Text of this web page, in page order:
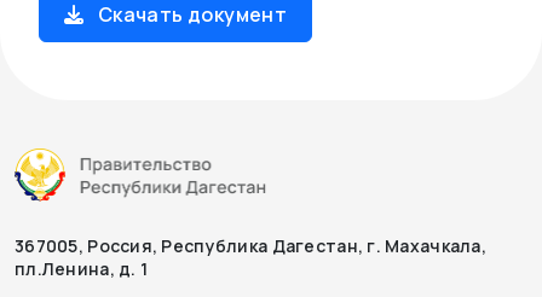
Скачать документ
367005, Россия, Республика Дагестан, г. Махачкала,
пл.Ленина, д. 1